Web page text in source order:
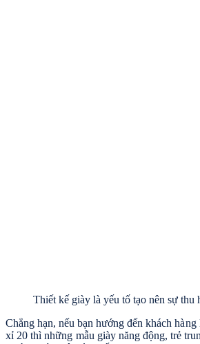
Thiết kế giày là yếu tố tạo nên sự thu
Chẳng hạn, nếu bạn hướng đến khách
xỉ 20 thì những mẫu giày năng động, trẻ